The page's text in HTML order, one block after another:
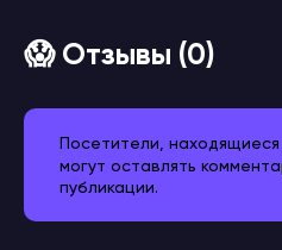
😱 Отзывы (0)
Посетители, находящиеся
могут оставлять
публикации.